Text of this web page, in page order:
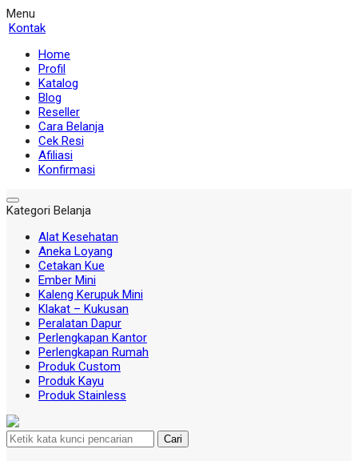
Menu
Kontak
Home
Profil
Katalog
Blog
Reseller
Cara Belanja
Cek Resi
Afiliasi
Konfirmasi
Kategori Belanja
Alat Kesehatan
Aneka Loyang
Cetakan Kue
Ember Mini
Kaleng Kerupuk Mini
Klakat – Kukusan
Peralatan Dapur
Perlengkapan Kantor
Perlengkapan Rumah
Produk Custom
Produk Kayu
Produk Stainless
Cari